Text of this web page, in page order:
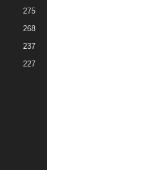
275
268
237
227